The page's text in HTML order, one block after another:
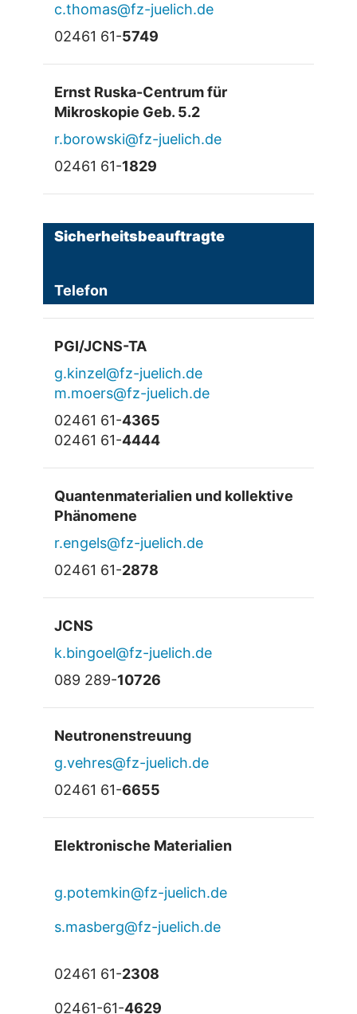
c.thomas@fz-juelich.de
02461 61-5749
Ernst Ruska-Centrum für
Mikroskopie Geb. 5.2
r.borowski@fz-juelich.de
02461 61-1829
Sicherheitsbeauftragte
Telefon
PGI/JCNS-TA
g.kinzel@fz-juelich.de
m.moers@fz-juelich.de
02461 61-4365
02461 61-4444
Quantenmaterialien und kollektive
Phänomene
r.engels@fz-juelich.de
02461 61-2878
JCNS
k.bingoel@fz-juelich.de
089 289-10726
Neutronenstreuung
g.vehres@fz-juelich.de
02461 61-6655
Elektronische Materialien
g.potemkin@fz-juelich.de
s.masberg@fz-juelich.de
02461 61-2308
02461-61-4629